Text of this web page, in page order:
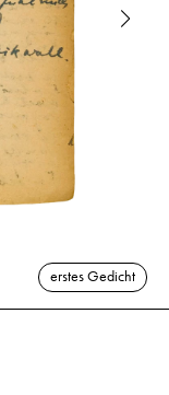
erstes Gedicht